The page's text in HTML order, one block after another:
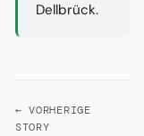
Dellbrück.
← VORHERIGE
STORY